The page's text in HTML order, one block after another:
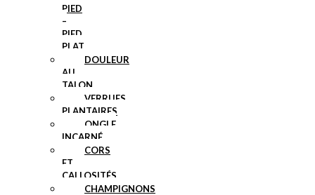
PIED
–
PIED
PLAT
DOULEUR
AU
TALON
VERRUES
PLANTAIRES
ONGLE
INCARNÉ
CORS
ET
CALLOSITÉS
CHAMPIGNONS